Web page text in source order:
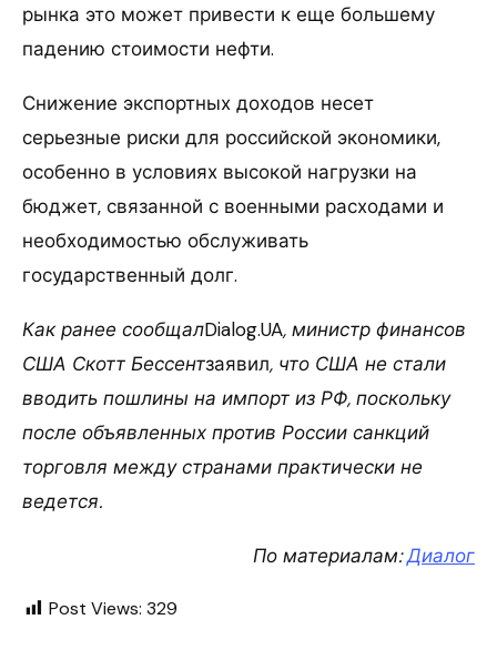
рынка это может привести к еще большему
падению стоимости нефти.
Снижение экспортных доходов несет
серьезные риски для российской экономики,
особенно в условиях высокой нагрузки на
бюджет, связанной с военными расходами и
необходимостью обслуживать
государственный долг.
Как ранее сообщалDialog.UA, министр финансов
США Скотт Бессентзаявил, что США не стали
вводить пошлины на импорт из РФ, поскольку
после объявленных против России санкций
торговля между странами практически не
ведется.
По материалам:Диалог
Post Views: 329